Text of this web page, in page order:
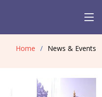
Home News & Events